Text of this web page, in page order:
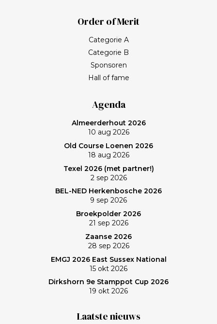
Order of Merit
Categorie A
Categorie B
Sponsoren
Hall of fame
Agenda
Almeerderhout 2026
10 aug 2026
Old Course Loenen 2026
18 aug 2026
Texel 2026 (met partner!)
2 sep 2026
BEL-NED Herkenbosche 2026
9 sep 2026
Broekpolder 2026
21 sep 2026
Zaanse 2026
28 sep 2026
EMGJ 2026 East Sussex National
15 okt 2026
Dirkshorn 9e Stamppot Cup 2026
19 okt 2026
Laatste nieuws